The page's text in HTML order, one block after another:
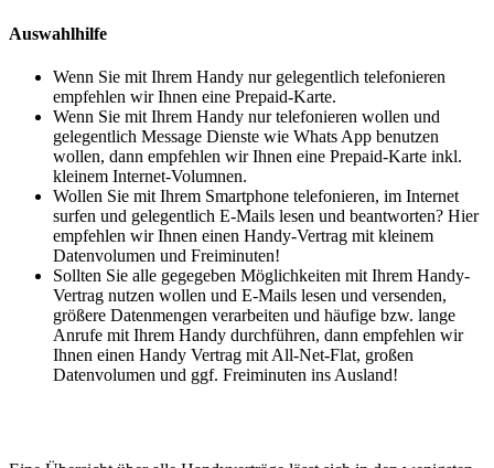
Auswahlhilfe
Wenn Sie mit Ihrem Handy nur gelegentlich telefonieren
empfehlen wir Ihnen eine Prepaid-Karte.
Wenn Sie mit Ihrem Handy nur telefonieren wollen und
gelegentlich Message Dienste wie Whats App benutzen
wollen, dann empfehlen wir Ihnen eine Prepaid-Karte inkl.
kleinem Internet-Volumnen.
Wollen Sie mit Ihrem Smartphone telefonieren, im Internet
surfen und gelegentlich E-Mails lesen und beantworten? Hier
empfehlen wir Ihnen einen Handy-Vertrag mit kleinem
Datenvolumen und Freiminuten!
Sollten Sie alle gegegeben Möglichkeiten mit Ihrem Handy-
Vertrag nutzen wollen und E-Mails lesen und versenden,
größere Datenmengen verarbeiten und häufige bzw. lange
Anrufe mit Ihrem Handy durchführen, dann empfehlen wir
Ihnen einen Handy Vertrag mit All-Net-Flat, großen
Datenvolumen und ggf. Freiminuten ins Ausland!